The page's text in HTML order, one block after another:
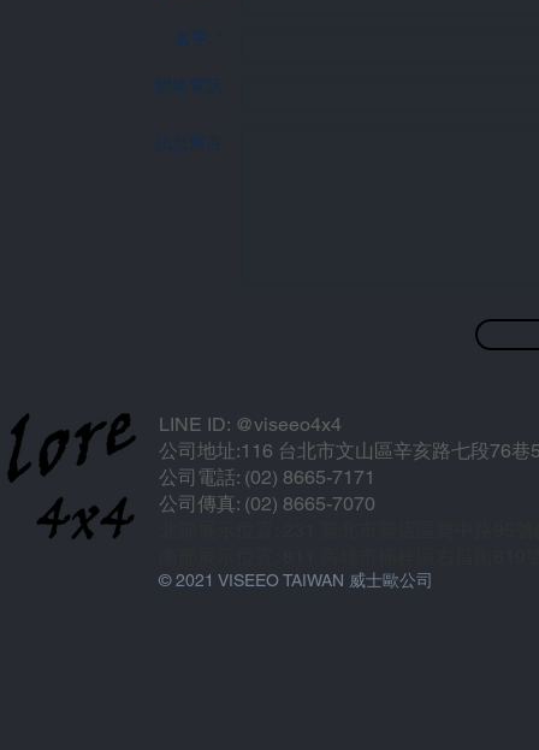
名字: *
聯絡電話
訊息留言
LINE ID: @viseeo4x4
公司地址:116 台北市文山區辛亥路七段76巷
公司電話: (02) 8665-7171
公司傳真: (02) 8665-7070
© 2021 VISEEO TAIWAN 威士歐公司